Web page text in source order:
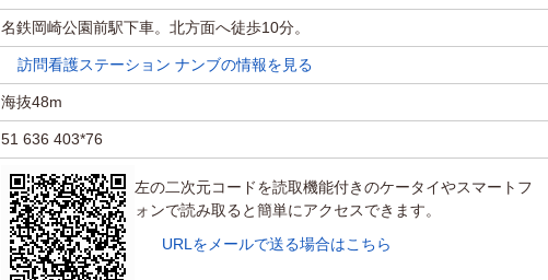
名鉄岡崎公園前駅下車。北方面へ徒歩10分。
訪問看護ステーション ナンブの情報を見る
海抜48m
51 636 403*76
左の二次元コードを読取機能付きのケータイやスマートフ
ォンで読み取ると簡単にアクセスできます。
URLをメールで送る場合はこちら